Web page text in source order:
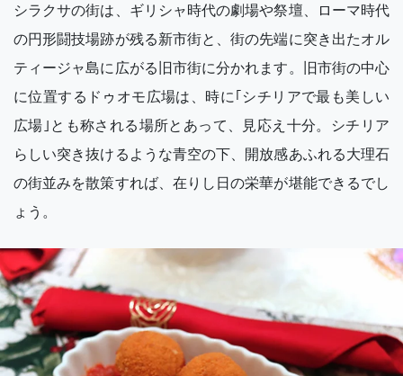
シラクサの街は、ギリシャ時代の劇場や祭壇、ローマ時代
の円形闘技場跡が残る新市街と、街の先端に突き出たオル
ティージャ島に広がる旧市街に分かれます。旧市街の中心
に位置するドゥオモ広場は、時に｢シチリアで最も美しい
広場｣とも称される場所とあって、見応え十分。シチリア
らしい突き抜けるような青空の下、開放感あふれる大理石
の街並みを散策すれば、在りし日の栄華が堪能できるでし
ょう。